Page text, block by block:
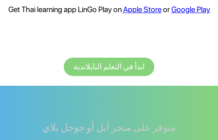
Get Thai learning app LinGo Play onApple StoreorGoogle Play
ابدأ في التعلم التايلاندية
متوفر على متجر أبل أو جوجل بلاي